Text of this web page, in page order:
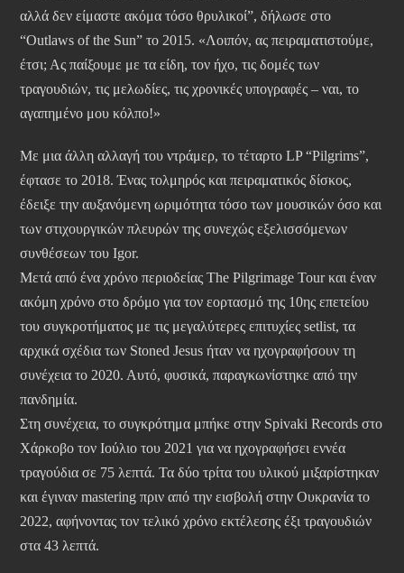
αλλά δεν είμαστε ακόμα τόσο θρυλικοί”, δήλωσε στο
“Outlaws of the Sun” το 2015. «Λοιπόν, ας πειραματιστούμε,
έτσι; Ας παίξουμε με τα είδη, τον ήχο, τις δομές των
τραγουδιών, τις μελωδίες, τις χρονικές υπογραφές – ναι, το
αγαπημένο μου κόλπο!»
Με μια άλλη αλλαγή του ντράμερ, το τέταρτο LP “Pilgrims”,
έφτασε το 2018. Ένας τολμηρός και πειραματικός δίσκος,
έδειξε την αυξανόμενη ωριμότητα τόσο των μουσικών όσο και
των στιχουργικών πλευρών της συνεχώς εξελισσόμενων
συνθέσεων του Igor.
Μετά από ένα χρόνο περιοδείας The Pilgrimage Tour και έναν
ακόμη χρόνο στο δρόμο για τον εορτασμό της 10ης επετείου
του συγκροτήματος με τις μεγαλύτερες επιτυχίες setlist, τα
αρχικά σχέδια των Stoned Jesus ήταν να ηχογραφήσουν τη
συνέχεια το 2020. Αυτό, φυσικά, παραγκωνίστηκε από την
πανδημία.
Στη συνέχεια, το συγκρότημα μπήκε στην Spivaki Records στο
Χάρκοβο τον Ιούλιο του 2021 για να ηχογραφήσει εννέα
τραγούδια σε 75 λεπτά. Τα δύο τρίτα του υλικού μιξαρίστηκαν
και έγιναν mastering πριν από την εισβολή στην Ουκρανία το
2022, αφήνοντας τον τελικό χρόνο εκτέλεσης έξι τραγουδιών
στα 43 λεπτά.